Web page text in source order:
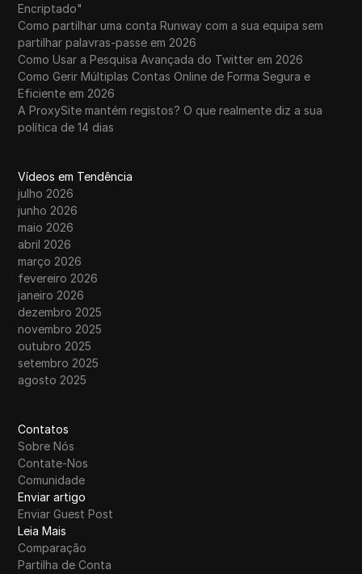
Encriptado"
Como partilhar uma conta Runway com a sua equipa sem
partilhar palavras-passe em 2026
Como Usar a Pesquisa Avançada do Twitter em 2026
Como Gerir Múltiplas Contas Online de Forma Segura e
Eficiente em 2026
A ProxySite mantém registos? O que realmente diz a sua
política de 14 dias
Vídeos em Tendência
julho 2026
junho 2026
maio 2026
abril 2026
março 2026
fevereiro 2026
janeiro 2026
dezembro 2025
novembro 2025
outubro 2025
setembro 2025
agosto 2025
Contatos
Sobre Nós
Contate-Nos
Comunidade
Enviar artigo
Enviar Guest Post
Leia Mais
Comparação
Partilha de Conta